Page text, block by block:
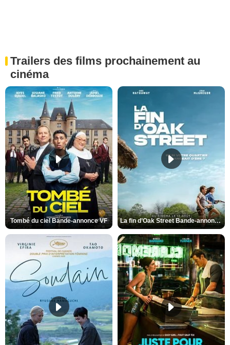
Trailers des films prochainement au
cinéma
Tombé du ciel Bande-annonce VF La fin d’Oak Street Bande-annonce VO STFR